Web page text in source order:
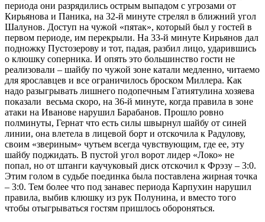
периода они разрядились острым выпадом с угрозами от
Кирьянова и Паника, на 32-й минуте стрелял в ближний угол
Шалунов. Доступ на чужой «пятак», который был у гостей в
первом периоде, им перекрыли. На 33-й минуте Кирьянов дал
подножку Пустозерову и тот, падая, разбил лицо, ударившись
о клюшку соперника. И опять это большинство гости не
реализовали – шайбу по чужой зоне катали медленно, читаемо
для ярославцев и все ограничилось броском Миллера. Как
надо разыгрывать лишнего подопечным Гатиятулина хозяева
показали весьма скоро, на 36-й минуте, когда правила в зоне
атаки на Иванове нарушил Барабанов. Прошло ровно
полминуты, Гернат что есть силы швырнул шайбу от синей
линии, она влетела в лицевой борт и отскочила к Радулову,
своим «звериным» чутьем всегда чувствующим, где ее, эту
шайбу поджидать. В пустой угол ворот лидер «Локо» не
попал, но от штанги каучуковый диск отскочил к Фрэзу – 3:0.
Этим голом в судьбе поединка была поставлена жирная точка
– 3:0. Тем более что под занавес периода Карпухин нарушил
правила, выбив клюшку из рук Полунина, и вместо того
чтобы отыгрываться гостям пришлось обороняться.